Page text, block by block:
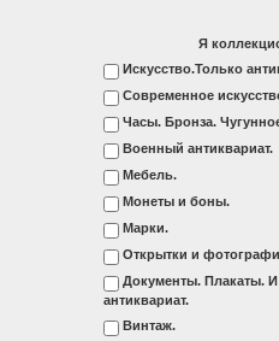
Я
Искусство.Только
Современное
Часы. Бронза.
Военный антиквариат.
Мебель.
Монеты и боны.
Марки.
Открытки и
Документы. Плакаты.
антиквариат.
Винтаж.